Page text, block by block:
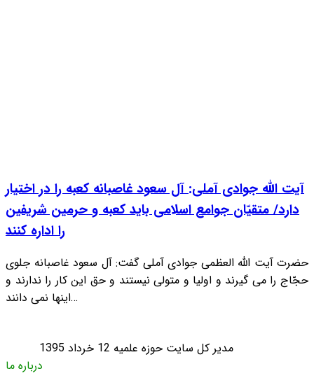
آیت الله جوادی آملی: آل سعود غاصبانه کعبه را در اختیار
دارد/ متقیّان جوامع اسلامی باید کعبه و حرمین شریفین
را اداره کنند
حضرت آیت الله العظمی جوادی آملی گفت: آل سعود غاصبانه جلوی
حجّاج را می گیرند و اولیا و متولی نیستند و حق این کار را ندارند و
اینها نمی دانند…
مدیر کل سایت حوزه علمیه 12 خرداد 1395
درباره ما